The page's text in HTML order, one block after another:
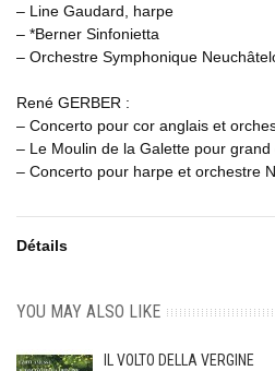
– Line Gaudard, harpe
– *Berner Sinfonietta
– Orchestre Symphonique
René GERBER :
– Concerto pour cor anglais et
– Le Moulin de la Galette pour grand
– Concerto pour harpe et orchestre
Détails
YOU MAY ALSO LIKE
IL VOLTO DELLA VERGINE